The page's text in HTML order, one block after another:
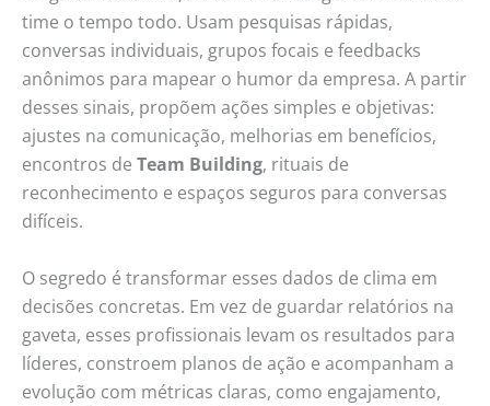
time o tempo todo. Usam pesquisas rápidas,
conversas individuais, grupos focais e feedbacks
anônimos para mapear o humor da empresa. A partir
desses sinais, propõem ações simples e objetivas:
ajustes na comunicação, melhorias em benefícios,
encontros de Team Building, rituais de
reconhecimento e espaços seguros para conversas
difíceis.
O segredo é transformar esses dados de clima em
decisões concretas. Em vez de guardar relatórios na
gaveta, esses profissionais levam os resultados para
líderes, constroem planos de ação e acompanham a
evolução com métricas claras, como engajamento,